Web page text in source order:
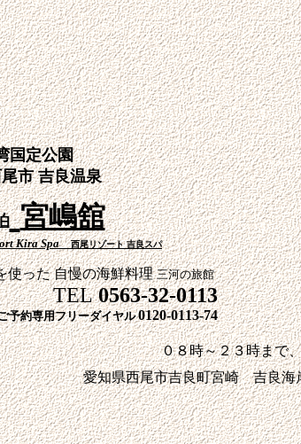
国定公園
市 吉良温泉
宮嶋舘
Kira Spa西尾リゾート 吉良スパ
使った 自慢の海鮮料理三河の旅館
TEL0563-32-0113
予約専用フリーダイヤル0120-0113-74
０８時～２３時まで、
愛知県西尾市吉良町宮崎 吉良